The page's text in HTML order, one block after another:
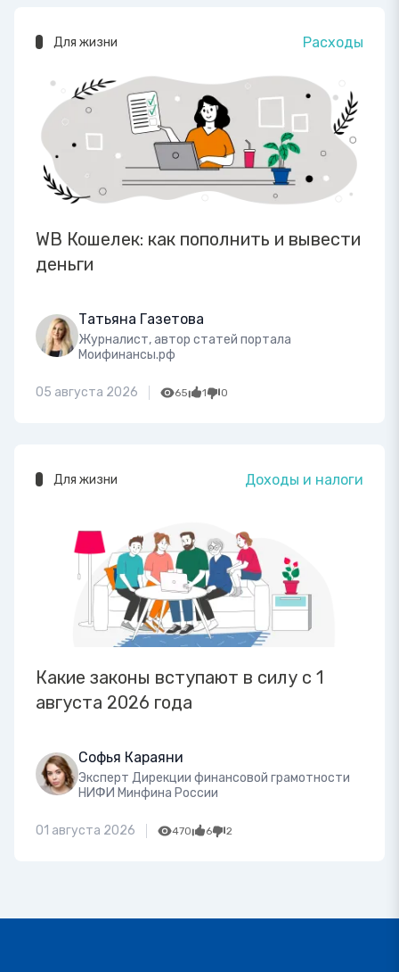
Для жизни Расходы
WB Кошелек: как пополнить и вывести
деньги
Татьяна Газетова
Журналист, автор статей портала
Моифинансы.рф
05 августа 2026 65 1 0
Для жизни Доходы и налоги
Какие законы вступают в силу с 1
августа 2026 года
Софья Караяни
Эксперт Дирекции финансовой грамотности
НИФИ Минфина России
01 августа 2026 470 6 2